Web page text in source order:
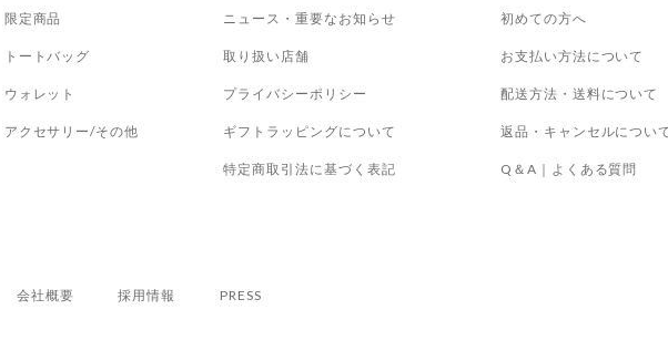
限定商品
トートバッグ
ウォレット
アクセサリー/その他
ニュース・重要なお知らせ
取り扱い店舗
プライバシーポリシー
ギフトラッピングについて
特定商取引法に基づく表記
初めての方へ
お支払い方法について
配送方法・送料について
返品・キャンセルについ
Q＆A｜よくある質問
会社概要 採用情報 PRESS